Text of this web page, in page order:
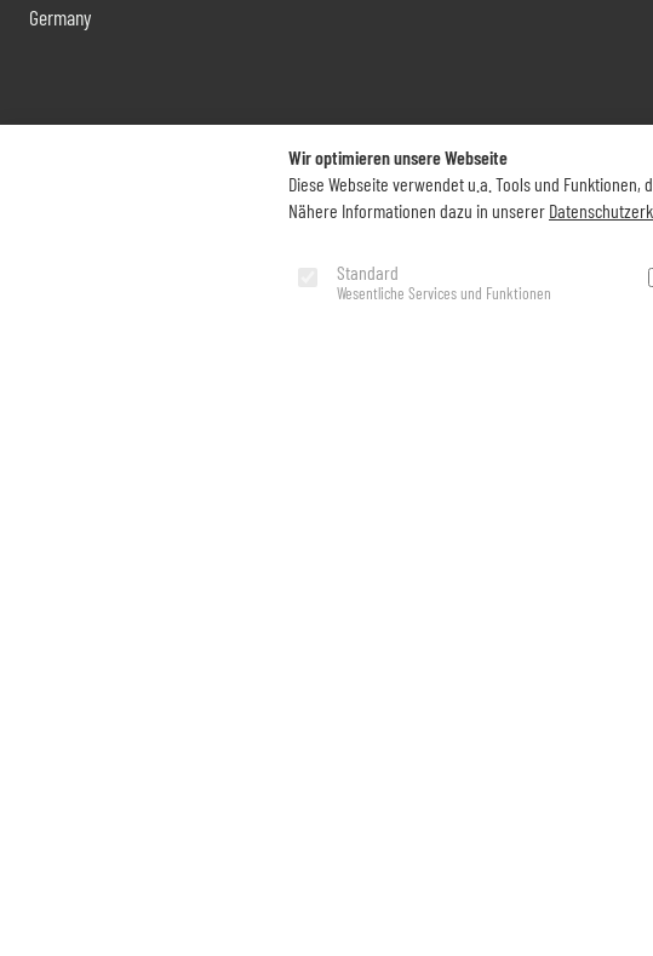
Germany
Wir optimieren unsere Webseite
Diese Webseite verwendet u.a. Tools und
Nähere Informationen dazu in unserer
Standard
Wesentliche Services und Funktionen